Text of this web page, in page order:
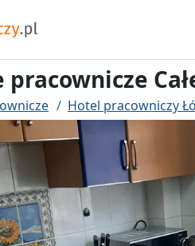
pracownicze
Hotel pracowniczy